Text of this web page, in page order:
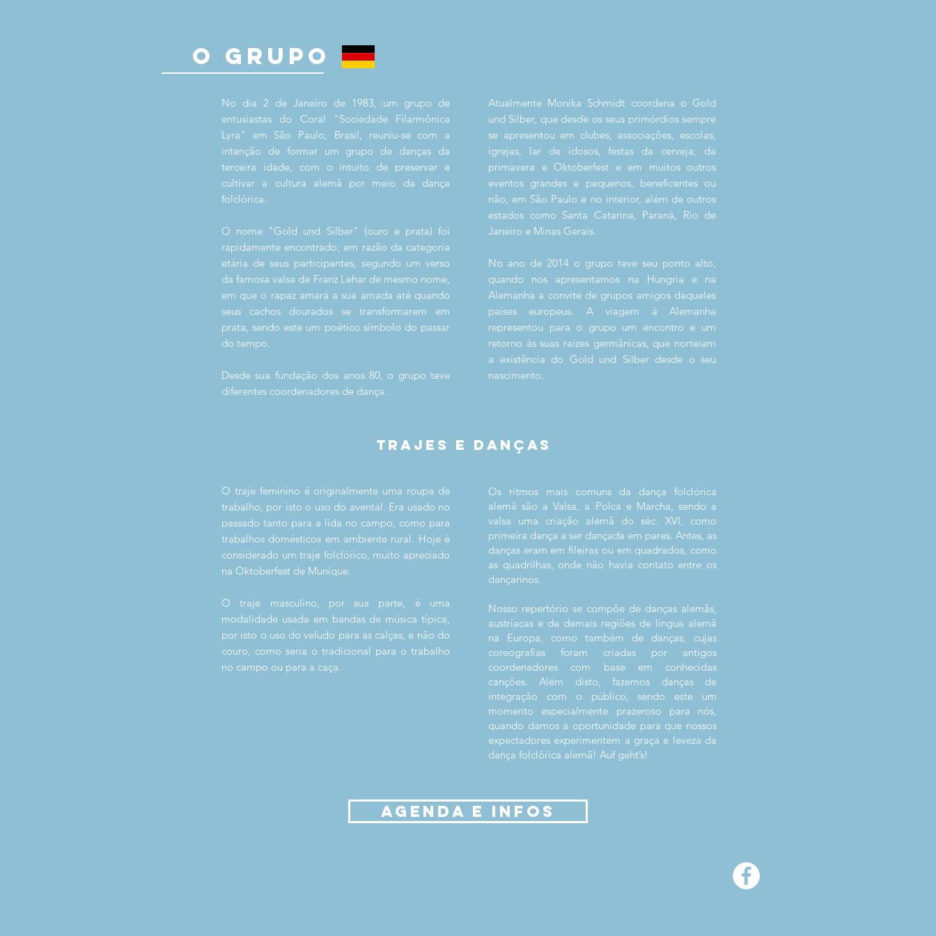
O GRUPO
No dia 2 de Janeiro de 1983, um grupo de
entusiastas do Coral "Sociedade Filarmônica
Lyra" em São Paulo, Brasil, reuniu-se com a
intenção de formar um grupo de danças da
terceira idade, com o intuito de preservar e
cultivar a cultura alemã por meio da dança
folclórica.
O nome "Gold und Silber" (ouro e prata) foi
rapidamente encontrado, em razão da categoria
etária de seus participantes, segundo um verso
da famosa valsa de Franz Lehar de mesmo nome,
em que o rapaz amará a sua amada até quando
seus cachos dourados se transformarem em
prata, sendo este um poético símbolo do passar
do tempo.
Desde sua fundação dos anos 80, o grupo teve
diferentes coordenadores de dança.
Atualmente Monika Schmidt coordena o Gold
und Silber, que desde os seus primórdios sempre
se apresentou em clubes, associações, escolas,
igrejas, lar de idosos, festas da cerveja, da
primavera e Oktoberfest e em muitos outros
eventos grandes e pequenos, beneficentes ou
não, em São Paulo e no interior, além de outros
estados como Santa Catarina, Paraná, Rio de
Janeiro e Minas Gerais.
No ano de 2014 o grupo teve seu ponto alto,
quando nos apresentamos na Hungria e na
Alemanha a convite de grupos amigos daqueles
países europeus. A viagem à Alemanha
representou para o grupo um encontro e um
retorno às suas raízes germânicas, que norteiam
a existência do Gold und Silber desde o seu
nascimento.
TRAJES E DANÇAS
O traje feminino é originalmente uma roupa de
trabalho, por isto o uso do avental. Era usado no
passado tanto para a lida no campo, como para
trabalhos domésticos em ambiente rural. Hoje é
considerado um traje folclórico, muito apreciado
na Oktoberfest de Munique.
O traje masculino, por sua parte, é uma
modalidade usada em bandas de música típica,
por isto o uso do veludo para as calças, e não do
couro, como seria o tradicional para o trabalho
no campo ou para a caça.
Os ritmos mais comuns da dança folclórica
alemã são a Valsa, a Polca e Marcha, sendo a
valsa uma criação alemã do séc. XVI, como
primeira dança a ser dançada em pares. Antes, as
danças eram em fileiras ou em quadrados, como
as quadrilhas, onde não havia contato entre os
dançarinos.
Nosso repertório se compõe de danças alemãs,
austríacas e de demais regiões de língua alemã
na Europa, como também de danças, cujas
coreografias foram criadas por antigos
coordenadores com base em conhecidas
canções. Além disto, fazemos danças de
integração com o público, sendo este um
momento especialmente prazeroso para nós,
quando damos a oportunidade para que nossos
expectadores experimentem a graça e leveza da
dança folclórica alemã! Auf geht’s!
AGENDA E INFOS